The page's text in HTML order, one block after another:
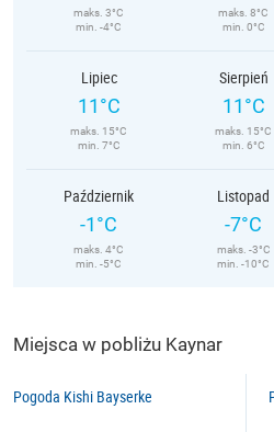
maks. 3°C
min. -4°C
maks. 8°C
min. 0°C
Lipiec
11°C
maks. 15°C
min. 7°C
Sierpień
11°C
maks. 15°C
min. 6°C
Październik
-1°C
maks. 4°C
min. -5°C
Listopad
-7°C
maks. -3°C
min. -10°C
Miejsca w pobliżu Kaynar
Pogoda Kishi Bayserke